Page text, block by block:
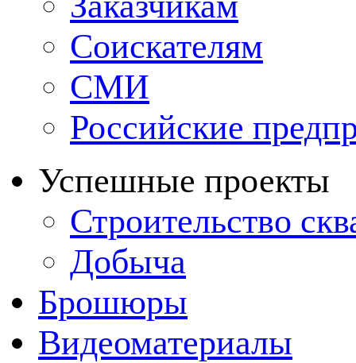
Соискателям
СМИ
Российские
Успешные проекты
Строительство
Добыча
Брошюры
Видеоматериалы